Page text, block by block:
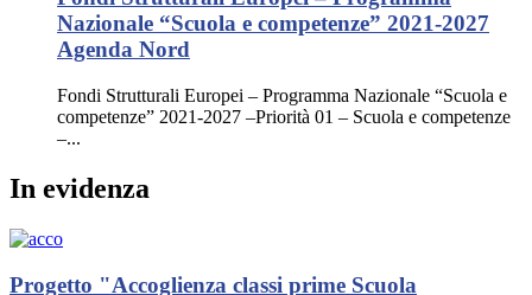
Nazionale “Scuola e competenze” 2021-2027
Agenda Nord
Fondi Strutturali Europei – Programma Nazionale “Scuola e
competenze” 2021-2027 –Priorità 01 – Scuola e competenze
–...
In evidenza
Progetto "Accoglienza classi prime Scuola